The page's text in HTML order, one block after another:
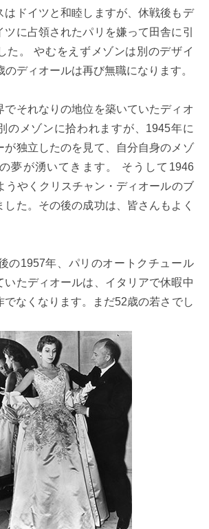
はドイツと和睦しますが、休戦後もデ
ツに占領されたパリを嫌って田舎に引
た。 やむをえずメゾンは別のデザイ
ディオールは再び無職になります。
でそれなりの地位を築いていたディオ
のメゾンに拾われますが、1945年に
が独立したのを見て、自分自身のメゾ
夢が湧いてきます。 そうして1946
うやくクリスチャン・ディオールのブ
した。その後の成功は、皆さんもよく
の1957年、パリのオートクチュール
いたディオールは、イタリアで休暇中
でなくなります。まだ52歳の若さでし